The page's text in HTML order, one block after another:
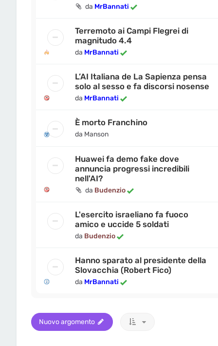
da MrBannati
Terremoto ai Campi Flegrei di
magnitudo 4.4
da MrBannati
L’AI Italiana de La Sapienza pensa
solo al sesso e fa discorsi nosense
da MrBannati
È morto Franchino
da Manson
Huawei fa demo fake dove
annuncia progressi incredibili
nell'AI?
da Budenzio
L'esercito israeliano fa fuoco
amico e uccide 5 soldati
da Budenzio
Hanno sparato al presidente della
Slovacchia (Robert Fico)
da MrBannati
Nuovo argomento